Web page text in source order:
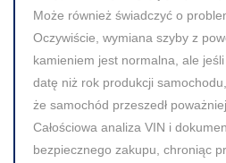
Może również świadczyć o
Oczywiście, wymiana szyby z
kamieniem jest normalna, ale
datę niż rok produkcji
że samochód przeszedł
Całościowa analiza VIN i
bezpiecznego zakupu, chroniąc